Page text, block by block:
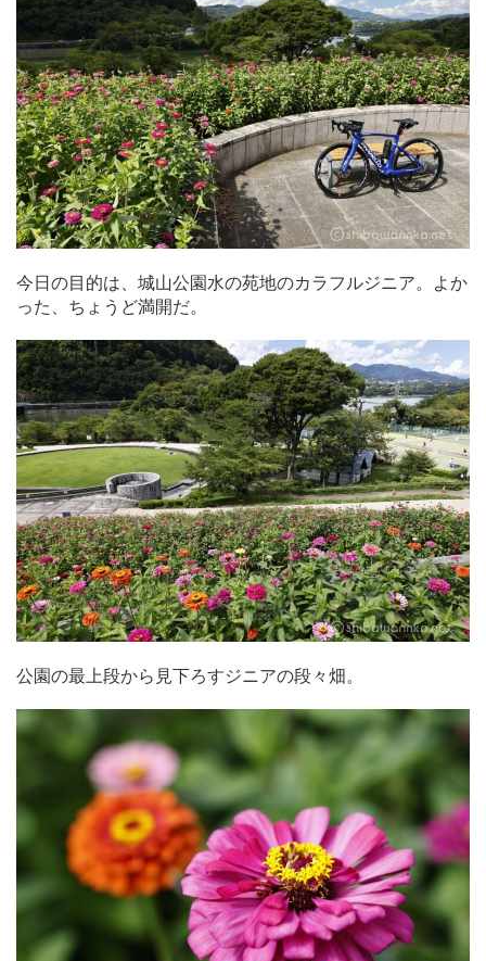
今日の目的は、城山公園水の苑地のカラフルジニア。よか
った、ちょうど満開だ。
公園の最上段から見下ろすジニアの段々畑。